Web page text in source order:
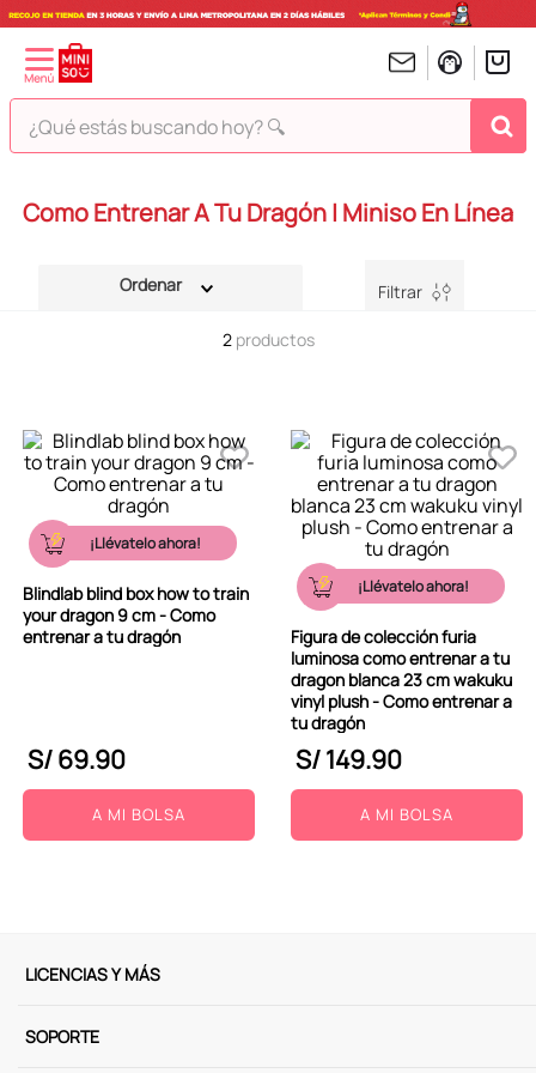
¿Qué estás buscando hoy? 🔍
Como Entrenar A Tu Dragón | Miniso En Línea
Filtrar
2 productos
¡Llévatelo ahora!
Blindlab blind box how to train
your dragon 9 cm - Como
entrenar a tu dragón
S/69.90
A MI BOLSA
¡Llévatelo ahora!
Figura de colección furia
luminosa como entrenar a tu
dragon blanca 23 cm wakuku
vinyl plush - Como entrenar a
tu dragón
S/149.90
A MI BOLSA
LICENCIAS Y MÁS
SOPORTE
1.
peluches
6.
harry potter
tomatodo
8.
stitch
9.
peluche
10. kuromi